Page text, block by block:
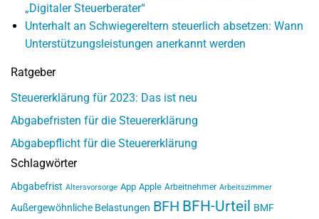
„Digitaler Steuerberater“
Unterhalt an Schwiegereltern steuerlich absetzen: Wann
Unterstützungsleistungen anerkannt werden
Ratgeber
Steuererklärung für 2023: Das ist neu
Abgabefristen für die Steuererklärung
Abgabepflicht für die Steuererklärung
Schlagwörter
Abgabefrist Altersvorsorge App Apple Arbeitnehmer Arbeitszimmer
Außergewöhnliche Belastungen BFH BFH-Urteil BMF